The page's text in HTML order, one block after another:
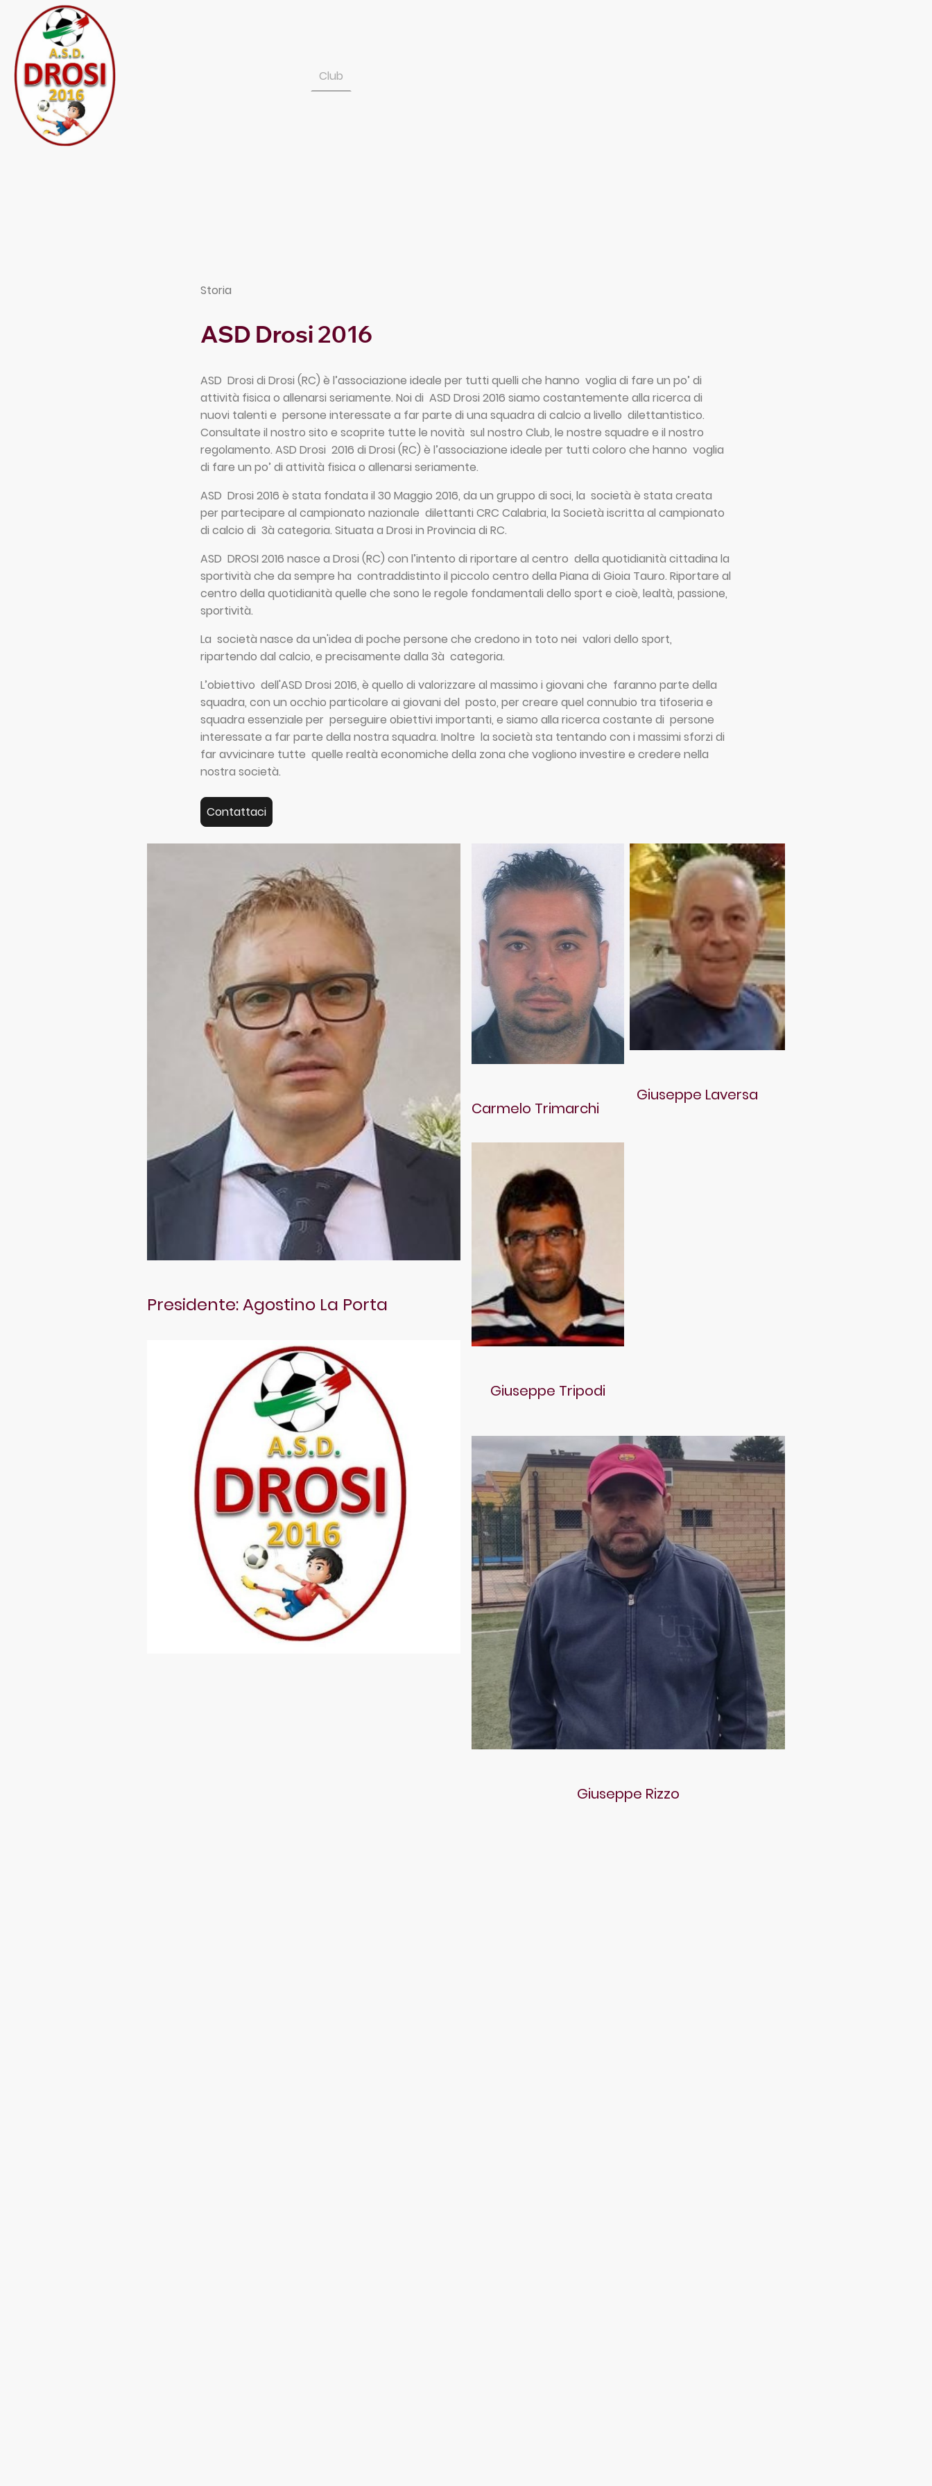
Club
Storia
ASD Drosi 2016
ASD Drosi di Drosi (RC) è l’associazione ideale per tutti quelli che hanno voglia di fare un po’ di
attività fisica o allenarsi seriamente. Noi diASD Drosi 2016 siamo costantemente alla ricerca di
nuovi talenti e persone interessate a far parte di una squadra di calcio a livello dilettantistico.
Consultate il nostro sito e scoprite tutte le novità sul nostro Club, le nostre squadre e il nostro
regolamento.ASD Drosi 2016 di Drosi (RC) è l’associazione ideale per tutti coloro che hanno voglia
di fare un po’ di attività fisica o allenarsi seriamente.
ASD Drosi 2016 è stata fondata il 30 Maggio 2016, da un gruppo di soci, la società è stata creata
per partecipare al campionato nazionale dilettanti CRC Calabria, la Società iscritta al campionato
di calcio di 3à categoria. Situata a Drosi in Provincia di RC.
ASD DROSI 2016 nasce a Drosi (RC) con l’intento di riportare al centro della quotidianità cittadina la
sportività che da sempre ha contraddistinto il piccolo centro della Piana di Gioia Tauro. Riportare al
centro della quotidianità quelle che sono le regole fondamentali dello sport e cioè, lealtà, passione,
sportività.
La società nasce da un'idea di poche persone che credono in toto nei valori dello sport,
ripartendo dal calcio, e precisamente dalla 3à categoria.
L’obiettivo dell'ASD Drosi 2016, è quello di valorizzare al massimo i giovani che faranno parte della
squadra, con un occhio particolare ai giovani del posto, per creare quel connubio tra tifoseria e
squadra essenziale per perseguire obiettivi importanti, e siamo alla ricerca costante di persone
interessate a far parte della nostra squadra. Inoltre la società sta tentando con i massimi sforzi di
far avvicinare tutte quelle realtà economiche della zona che vogliono investire e credere nella
nostra società.
Contattaci
Presidente: Agostino La Porta
Carmelo Trimarchi
Giuseppe Tripodi
Giuseppe Laversa
Giuseppe Rizzo